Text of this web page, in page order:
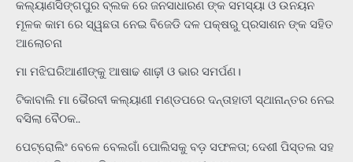
କଲ୍ୟାଣସିଙ୍ଗପୁର ବ୍ଲକ ରେ ଜନସାଧାରଣ ଙ୍କ ସମସ୍ୟା ଓ ଉନୟନ
ମୂଳକ କାମ ରେ ସ୍ୱଛତା ନେଇ ବିଜେଡି ଦଳ ପକ୍ଷରୁ ପ୍ରସାଶନ ଙ୍କ ସହିତ
ଆଲୋଚନା
ମା ମଝିଘରିଆଣୀଙ୍କୁ ଆଷାଢ ଶାଢ଼ୀ ଓ ଭାର ସମର୍ପଣ।
ଟିକାବାଲି ମା ଭୈରବୀ କଲ୍ୟାଣୀ ମଣ୍ଡପରେ ଦନ୍ତାହାତୀ ସ୍ଥାନାନ୍ତର ନେଇ
ବସିଲା ବୈଠକ..
ପେଟ୍ରୋଲିଂ ବେଳେ ବେଲଗାଁ ପୋଲିସକୁ ବଡ଼ ସଫଳତା; ଦେଶୀ ପିସ୍ତଲ ସହ